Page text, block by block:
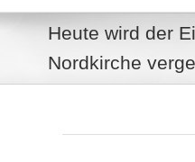
Heute wird der
Nordkirche